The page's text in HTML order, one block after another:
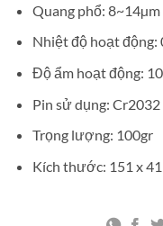
Quang phổ: 8~14µm
Nhiệt độ hoạt động:
Độ ẩm hoạt động:
Pin sử dụng: Cr2032
Trọng lượng: 100gr
Kích thước: 151 x